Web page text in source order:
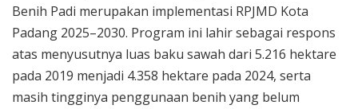
Benih Padi merupakan implementasi RPJMD Kota
Padang 2025–2030. Program ini lahir sebagai respons
atas menyusutnya luas baku sawah dari 5.216 hektare
pada 2019 menjadi 4.358 hektare pada 2024, serta
masih tingginya penggunaan benih yang belum